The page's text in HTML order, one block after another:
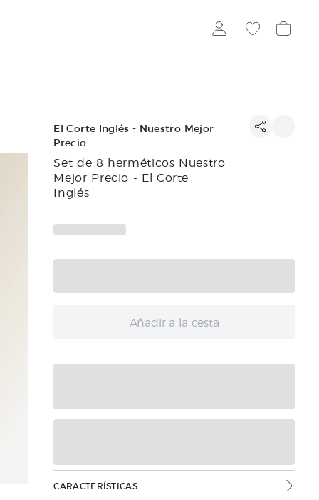
El Corte Inglés - Nuestro Mejor
Precio
Set de 8 herméticos Nuestro
Mejor Precio - El Corte
Inglés
Añadir a la cesta
CARACTERÍSTICAS